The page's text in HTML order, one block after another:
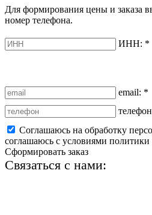
Для формирования цены и заказа
номер телефона.
ИНН: *
email: *
Соглашаюсь на обработку
соглашаюсь с условиями
Сформировать заказ
Связаться с нами: